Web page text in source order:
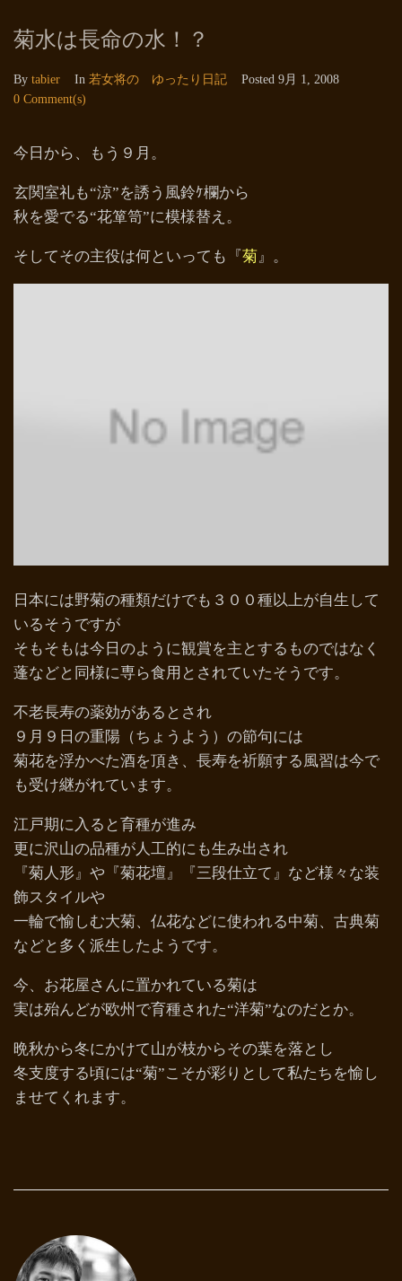
菊水は長命の水！？
By tabier In 若女将の ゆったり日記 Posted 9月 1, 2008
0 Comment(s)
今日から、もう９月。
玄関室礼も“涼”を誘う風鈴ｹ欄から
秋を愛でる“花箪笥”に模様替え。
そしてその主役は何といっても『菊』。
日本には野菊の種類だけでも３００種以上が自生して
いるそうですが
そもそもは今日のように観賞を主とするものではなく
蓬などと同様に専ら食用とされていたそうです。
不老長寿の薬効があるとされ
９月９日の重陽（ちょうよう）の節句には
菊花を浮かべた酒を頂き、長寿を祈願する風習は今で
も受け継がれています。
江戸期に入ると育種が進み
更に沢山の品種が人工的にも生み出され
『菊人形』や『菊花壇』『三段仕立て』など様々な装
飾スタイルや
一輪で愉しむ大菊、仏花などに使われる中菊、古典菊
などと多く派生したようです。
今、お花屋さんに置かれている菊は
実は殆んどが欧州で育種された“洋菊”なのだとか。
晩秋から冬にかけて山が枝からその葉を落とし
冬支度する頃には“菊”こそが彩りとして私たちを愉し
ませてくれます。